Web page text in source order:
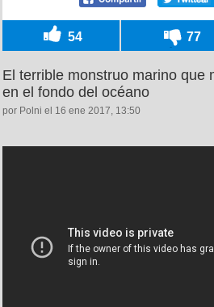
54 77
El terrible monstruo marino que
en el fondo del océano
por Polni el 16 ene 2017, 13:50